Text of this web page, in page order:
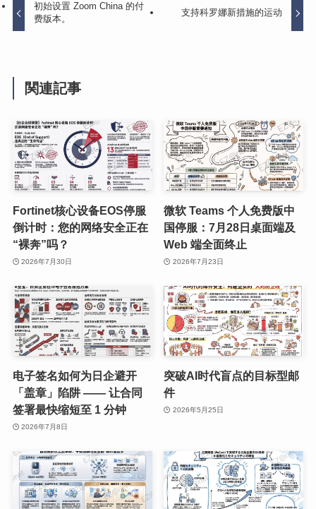
初始设置 Zoom China 的付
费版本。
支持科罗娜新措施的运动
関連記事
Fortinet核心设备EOS停服
倒计时：您的网络安全正在
“裸奔”吗？
2026年7月30日
微软 Teams 个人免费版中
国停服：7月28日桌面端及
Web 端全面终止
2026年7月23日
电子签名如何为日企避开
「盖章」陷阱 —— 让合同
签署最快缩短至 1 分钟
2026年7月8日
突破AI时代盲点的目标型邮
件
2026年5月25日